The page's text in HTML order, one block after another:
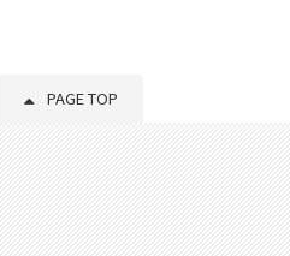
PAGE TOP